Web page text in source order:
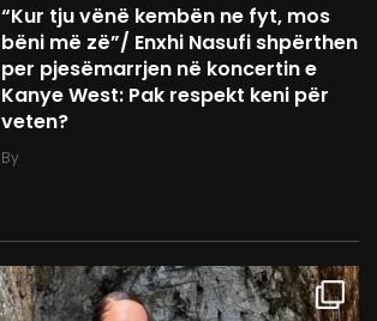
“Kur tju vënë kembën ne fyt, mos
bëni më zë”/ Enxhi Nasufi shpërthen
per pjesëmarrjen në koncertin e
Kanye West: Pak respekt keni për
veten?
By